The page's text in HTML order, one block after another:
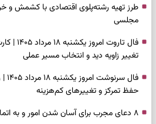
طرز تهیه رشته‌پلوی اقتصادی با کشمش و
مجلسی
فال
تغییر زاویه دید و انتخاب مسیر عملی
حفظ تمرکز و تغییرهای کم‌هزینه
۸ دعای مجرب برای آسان شدن امور و به اتمام رساندن کار‌ها